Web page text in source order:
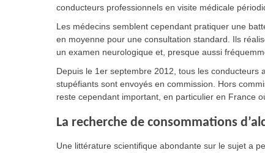
conducteurs professionnels en visite médicale
Les médecins semblent cependant pratiquer une
en moyenne pour une consultation standard. Ils
un examen neurologique et, presque aussi
Depuis le 1er septembre 2012, tous les conducteurs
stupéfiants sont envoyés en commission. Hors
reste cependant important, en particulier en France
La recherche de consommations
Une littérature scientifique abondante sur le sujet a